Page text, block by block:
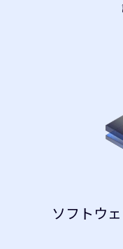
ソフトウ